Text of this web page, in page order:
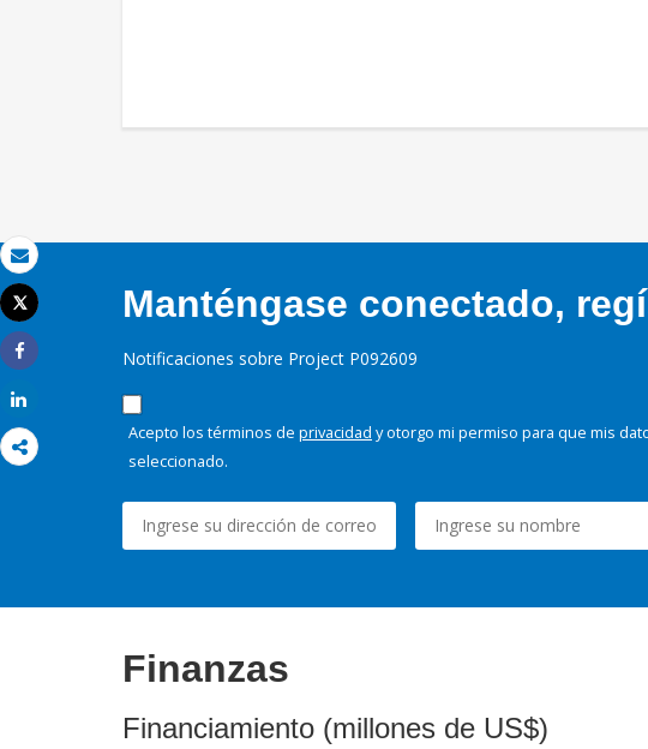
Correo electrónico
Imprimir
Tweet
Share
Manténgase conectado,
Notificaciones sobre Project P092609
Acepto los términos de privacidad y otorgo mi permiso para que mis
seleccionado.
Finanzas
Financiamiento (millones de US$)